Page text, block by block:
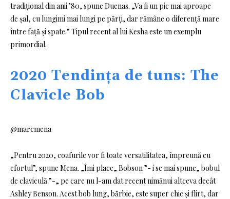
tradițional din anii ’80, spune Duenas. „Va fi un pic mai aproape
de șal, cu lungimi mai lungi pe părți, dar rămâne o diferență mare
între față și spate.” Tipul recent al lui Kesha este un exemplu
primordial.
2020 Tendința de tuns: The
Clavicle Bob
@marcmena
„Pentru 2020, coafurile vor fi toate versatilitatea, împreună cu
efortul”, spune Mena. „Îmi place„ Bobson ”- i se mai spune„ bobul
de claviculă ”-„ pe care nu l-am dat recent nimănui altceva decât
Ashley Benson. Acest bob lung, bărbie, este super chic și flirt, dar